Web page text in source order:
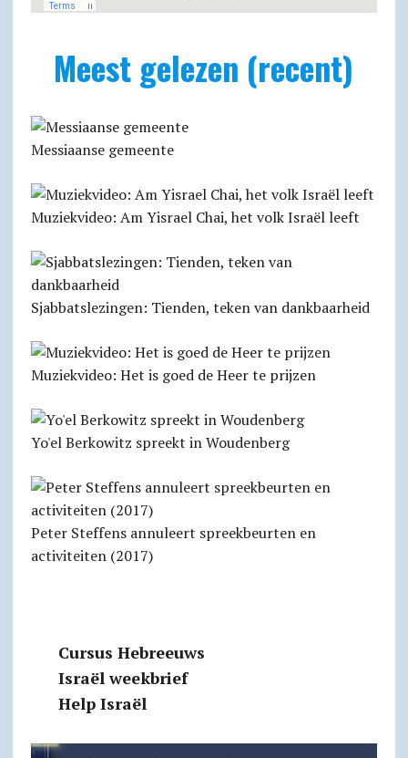
Meest gelezen (recent)
Messiaanse gemeente
Muziekvideo: Am Yisrael Chai, het volk Israël leeft
Sjabbats­lezingen: Tienden, teken van dankbaarheid
Muziekvideo: Het is goed de Heer te prijzen
Yo'el Berkowitz spreekt in Woudenberg
Peter Steffens annuleert spreekbeurten en
activiteiten (2017)
Cursus Hebreeuws
Israël weekbrief
Help Israël